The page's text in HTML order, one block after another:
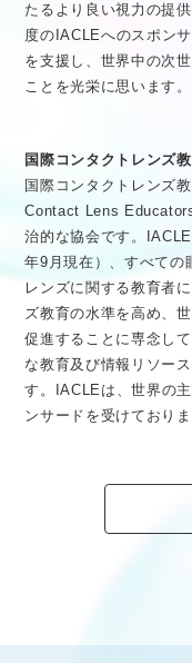
たるより良い視力の提
度のIACLEへのスポン
を支援し、世界中の次
ことを光栄に思います。
国際コンタクトレンズ
国際コンタクトレンズ
Contact Lens
治的な協会です。
年9月現在）、すべての
レンズに関する教育者
ズ教育の水準を高め、
促進することに専念し
な教育及び情報リソー
す。IACLEは、世界の
ンサードを受けておりま